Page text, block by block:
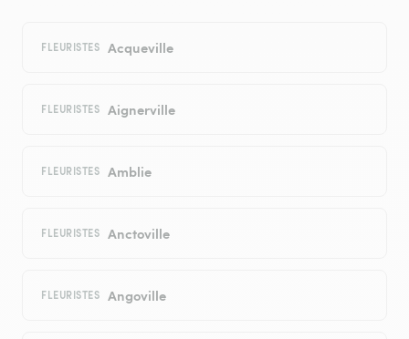
FLEURISTES Acqueville
FLEURISTES Aignerville
FLEURISTES Amblie
FLEURISTES Anctoville
FLEURISTES Angoville